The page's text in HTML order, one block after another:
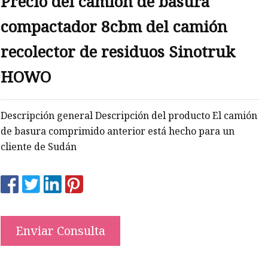
compactador 8cbm del camión
recolector de residuos Sinotruk
HOWO
Descripción general Descripción del producto El camión
de basura comprimido anterior está hecho para un
cliente de Sudán
Enviar Consulta